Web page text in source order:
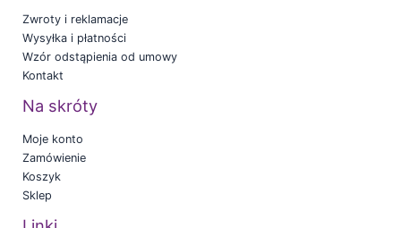
Zwroty i reklamacje
Wysyłka i płatności
Wzór odstąpienia od umowy
Kontakt
Na skróty
Moje konto
Zamówienie
Koszyk
Sklep